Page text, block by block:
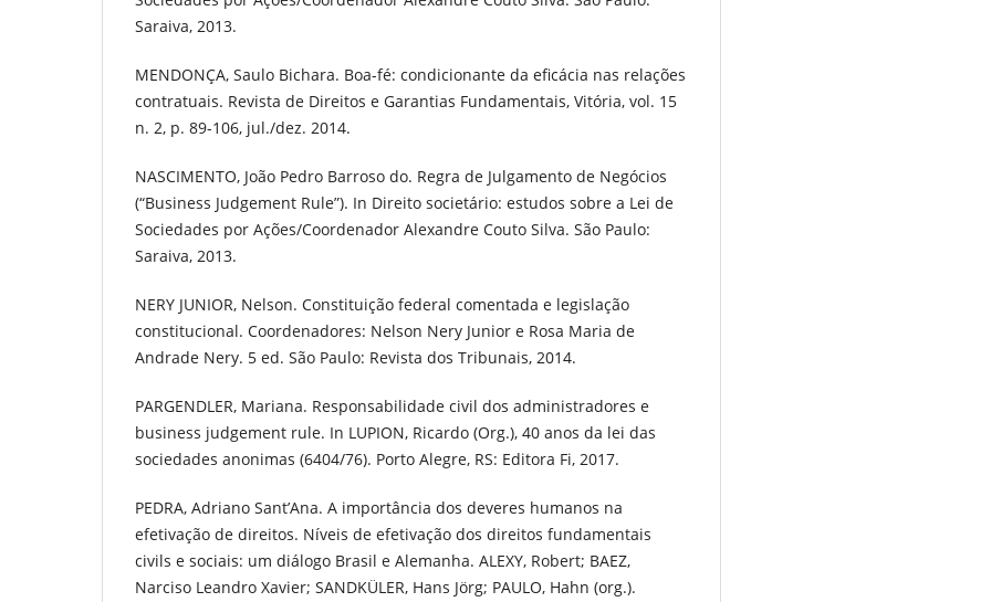
Saraiva, 2013.
MENDONÇA, Saulo Bichara. Boa-fé: condicionante da eficácia nas relações
contratuais. Revista de Direitos e Garantias Fundamentais, Vitória, vol. 15
n. 2, p. 89-106, jul./dez. 2014.
NASCIMENTO, João Pedro Barroso do. Regra de Julgamento de Negócios
(“Business Judgement Rule”). In Direito societário: estudos sobre a Lei de
Sociedades por Ações/Coordenador Alexandre Couto Silva. São Paulo:
Saraiva, 2013.
NERY JUNIOR, Nelson. Constituição federal comentada e legislação
constitucional. Coordenadores: Nelson Nery Junior e Rosa Maria de
Andrade Nery. 5 ed. São Paulo: Revista dos Tribunais, 2014.
PARGENDLER, Mariana. Responsabilidade civil dos administradores e
business judgement rule. In LUPION, Ricardo (Org.), 40 anos da lei das
sociedades anonimas (6404/76). Porto Alegre, RS: Editora Fi, 2017.
PEDRA, Adriano Sant’Ana. A importância dos deveres humanos na
efetivação de direitos. Níveis de efetivação dos direitos fundamentais
civils e sociais: um diálogo Brasil e Alemanha. ALEXY, Robert; BAEZ,
Narciso Leandro Xavier; SANDKÜLER, Hans Jörg; PAULO, Hahn (org.).